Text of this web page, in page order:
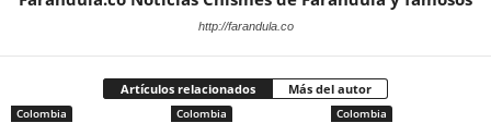
http://farandula.co
Artículos relacionados Más del autor
Colombia Colombia Colombia